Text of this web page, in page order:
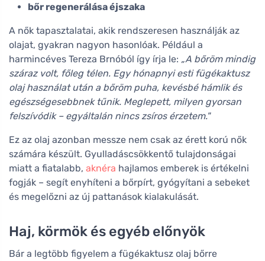
bőr regenerálása éjszaka
A nők tapasztalatai, akik rendszeresen használják az
olajat, gyakran nagyon hasonlóak. Például a
harmincéves Tereza Brnóból így írja le: „A bőröm mindig
száraz volt, főleg télen. Egy hónapnyi esti fügékaktusz
olaj használat után a bőröm puha, kevésbé hámlik és
egészségesebbnek tűnik. Meglepett, milyen gyorsan
felszívódik – egyáltalán nincs zsíros érzetem."
Ez az olaj azonban messze nem csak az érett korú nők
számára készült. Gyulladáscsökkentő tulajdonságai
miatt a fiatalabb, aknéra hajlamos emberek is értékelni
fogják – segít enyhíteni a bőrpírt, gyógyítani a sebeket
és megelőzni az új pattanások kialakulását.
Haj, körmök és egyéb előnyök
Bár a legtöbb figyelem a fügékaktusz olaj bőrre